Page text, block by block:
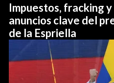
Impuestos, fracking
anuncios clave del
de la Espriella